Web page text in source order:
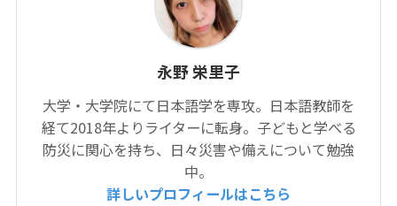
永野 栄里子
大学・大学院にて日本語学を専攻。日本語教師を
経て2018年よりライターに転身。子どもと学べる
防災に関心を持ち、日々災害や備えについて勉強
中。
詳しいプロフィールはこちら